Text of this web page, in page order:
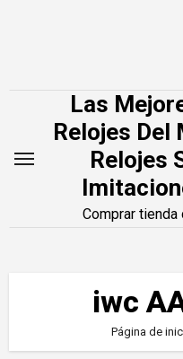
Las
Relojes Del
Relojes
Comprar
iwc
Página de